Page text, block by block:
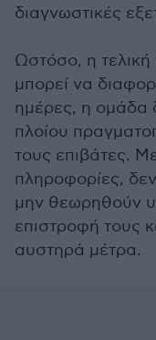
διαγνωστικές
Ωστόσο, η τελική
μπορεί να
ημέρες, η ομάδα
πλοίου
τους επιβάτες.
πληροφορίες,
μην θεωρηθούν
επιστροφή τους
αυστηρά μέτρα.